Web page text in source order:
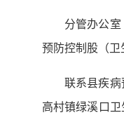
分管办公
预防控制股（
联系县疾
高村镇绿溪口